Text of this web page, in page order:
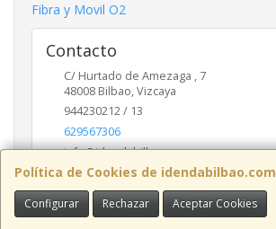
Política de Cookies de idendabilbao.com
Configurar Rechazar Aceptar Cookies
Fibra y Movil O2
Contacto
C/ Hurtado de Amezaga , 7
48008 Bilbao,Vizcaya
944230212 / 13
629567306
info@idendabilbao.com
Horario